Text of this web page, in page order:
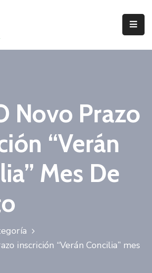
Novo Prazo
“Verán
Mes De
inscrición “Verán Concilia” mes